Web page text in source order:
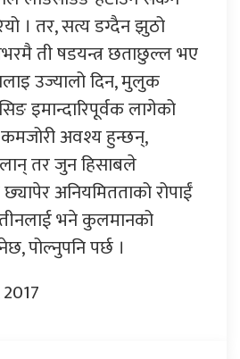
। तर, सत्य डग्दैन झुठो
ती षडयन्त्र छताछुल्ल भए
उज्यालो दिन, मुलुक
इमान्दारिपूर्वक लागेको
अवश्य हुन्छन्,
तर जुन हिसाबले
अनियमितताको रोपाईं
भने कुलमानको
पोल्नुपनि पर्छ ।